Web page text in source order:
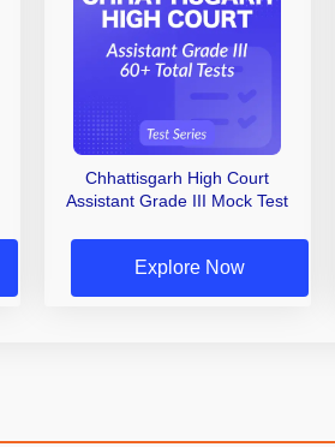
Chhattisgarh High Court
Assistant Grade III Mock Test
Explore Now